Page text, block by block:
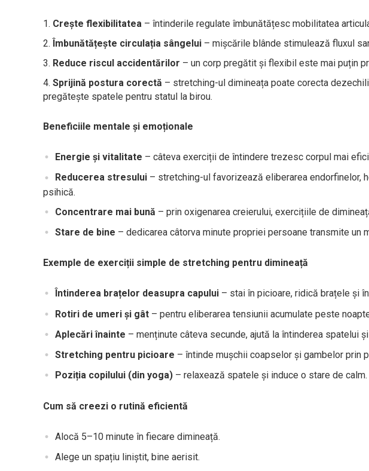
Crește flexibilitatea – întinderile regulate îmbunătățesc mobilitatea
Îmbunătățește circulația sângelui – mișcările blânde stimulează fluxul
Reduce riscul accidentărilor – un corp pregătit și flexibil este mai puțin
Sprijină postura corectă – stretching-ul dimineața poate corecta
pregătește spatele pentru statul la birou.
Beneficiile mentale și emoționale
Energie și vitalitate – câteva exerciții de întindere trezesc corpul mai
Reducerea stresului – stretching-ul favorizează eliberarea endorfinelor,
psihică.
Concentrare mai bună – prin oxigenarea creierului, exercițiile de
Stare de bine – dedicarea câtorva minute propriei persoane transmite un
Exemple de exerciții simple de stretching pentru dimineață
Întinderea brațelor deasupra capului – stai în picioare, ridică brațele și
Rotiri de umeri și gât – pentru eliberarea tensiunii acumulate peste
Aplecări înainte – menținute câteva secunde, ajută la întinderea spatelui
Stretching pentru picioare – întinde mușchii coapselor și gambelor prin
Poziția copilului (din yoga) – relaxează spatele și induce o stare de calm.
Cum să creezi o rutină eficientă
Alocă 5–10 minute în fiecare dimineață.
Alege un spațiu liniștit, bine aerisit.